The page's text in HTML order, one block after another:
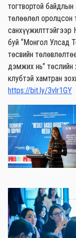
тогтвортой
төлөөлөл оролцсон
санхүүжилттэйгээр
буй “Монгол Улсад
төсвийн
дэмжих нь” төслийн
клубтэй хамтран
https://bit.ly/3vlr1GY